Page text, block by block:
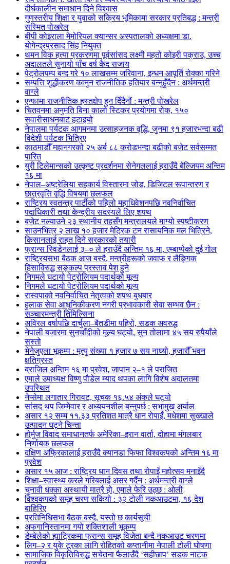
दीर्घकालीन समाधान दिने विश्वास
गुणस्तरीय शिक्षा र युवाको सक्रिय भूमिकामा सरकार प्रतिबद्ध : मन्त्री
सस्मित पोखरेल
बीपी कोइराला मेमोरियल क्यान्सर अस्पतालको अध्यक्षमा डा.
योगेन्द्रप्रसाद सिंह नियुक्त
थमन विक हत्या प्रकरणमा पूर्वसांसद लक्ष्मी महतो कोइरी पक्राउ, उच्च
अदालतले सुनायो पाँच वर्ष कैद सजाय
पेट्रोलपम्प बन्द गरे १० लाखसम्म जरिवाना, इन्धन आपूर्ति रोक्का गरिने
सम्पत्ति शुद्धीकरण कानुन राजनीतिक हतियार बन्नुहुँदैन : अर्थमन्त्री
वाग्ले
एन्फामा राजनीतिक हस्तक्षेप हुन दिँदैनौं : मन्त्री पोखरेल
चितवनमा अनुमति बिना कालो स्टिकर प्रयोगमा रोक, १५०
सवारीसाधनबाट हटाइयो
नेपालमा पर्यटक आगमनमा उत्साहजनक वृद्धि, जुनमा ९१ हजारभन्दा बढी
विदेशी पर्यटक भित्रिए
काठमाडौँ महानगरको २५ अर्ब ८८ करोडभन्दा बढीको बजेट सर्वसम्मत
पारित
युरी टिलेमान्सको उत्कृष्ट प्रदर्शनमा सेनेगललाई हराउँदै बेल्जियम अन्तिम
१६ मा
नेपाल–अष्ट्रेलिया सहकार्य विस्तारमा जोड, डिजिटल रूपान्तरण र
छात्रवृत्ति वृद्धि विषयमा छलफल
राष्ट्रिय स्वतन्त्र पार्टीको पहिलो महाधिवेशनपछि नवनिर्वाचित
पदाधिकारी तथा केन्द्रीय सदस्यले लिए शपथ
बजेट नल्याउने २३ स्थानीय तहसँग मन्त्रालयले माग्यो स्पष्टीकरण
साउनभित्र २ लाख १० हजार मेट्रिक टन रासायनिक मल भित्रिने,
किसानलाई राहत दिने सरकारको तयारी
फ्रान्स स्विडेनलाई ३–० ले हराउँदै अन्तिम १६ मा, एम्बाप्पेको दुई गोल
राष्ट्रियसभा बैठक आज बस्दै, मन्त्रीहरूको जवाफ र लैङ्गिक
हिंसाविरुद्ध सङ्कल्प प्रस्ताव पेश हुने
निगमले घटायो पेट्रोलियम पदार्थको मूल्य
निगमले घटायो पेट्रोलियम पदार्थको मूल्य
रास्वपाको नवनिर्वाचित नेतृत्वको शपथ बुधबार
हुलाक सेवा आधुनिकीकरण नगरी प्रभावकारी सेवा सम्भव छैन :
सञ्चारमन्त्री तिमिल्सिना
अविरल वर्षापछि दार्चुला–बैतडीमा पहिरो, सडक अवरुद्ध
नेपाली बजारमा सुनचाँदीको मूल्य घट्यो, सुन तोलामा ४५ सय रुपैयाँले
सस्तो
भेनेजुएला भूकम्प : मृत्यु संख्या १ हजार ७ सय नाघ्यो, हजारौँ भवन
क्षतिग्रस्त
ब्राजिल अन्तिम १६ मा प्रवेश, जापान २–१ ले पराजित
एमाले उपाध्यक्ष विष्णु पौडेल म्याद थपका लागि विशेष अदालतमा
उपस्थित
नेप्सेमा लगातार गिरावट, सूचक १६.५४ अंकले घट्यो
सांसद थप जिम्मेवार र अध्ययनशील बन्नुपर्छ : सभामुख अर्याल
असार १२ सम्म ११.३३ प्रतिशत मात्रै धान रोपाइँ, मधेशमा सुख्खाले
उत्पादन घट्ने चिन्ता
होर्मुज विवाद समाधानतर्फ अमेरिका–इरान वार्ता, दोहामा मंगलबार
निर्णायक छलफल
दक्षिण अफ्रिकालाई हराउँदै क्यानडा फिफा विश्वकपको अन्तिम १६ मा
प्रवेश
असार १५ आज : राष्ट्रिय धान दिवस तथा रोपाइँ महोत्सव मनाइँदै
शिक्षा–स्वास्थ्य करले गरिबलाई असर गर्दैन : अर्थमन्त्री वाग्ले
चुनावी धक्का अस्थायी मात्रै हो, एमाले फेरि उठ्छ : ओली
विश्वकपको समूह चरण सकियो : ३२ टोली नकआउटमा, १६ देश
बाहिरिए
प्रतिनिधिसभा बैठक बस्दै, यस्तो छ कार्यसूची
अफगानिस्तानमा गयो शक्तिशाली भूकम्प
डेम्बेलेको ह्याट्रिकमा फ्रान्स समूह विजेता बन्दै नकआउट चरणमा
लिग–२ र युके टूरका लागि रोहितको कप्तानीमा नेपाली टोली घोषणा
सामाजिक विकृतिविरुद्ध सचेतना फैलाउँदै ‘सहीछाप’ सडक नाटक